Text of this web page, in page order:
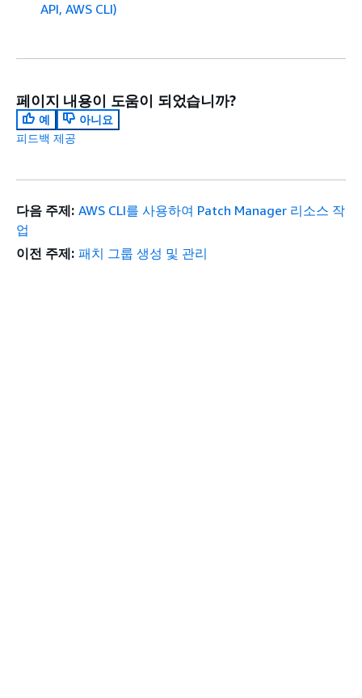
API, AWS CLI)
페이지 내용이 도움이 되었습니까?
예
아니요
피드백 제공
다음 주제: AWS CLI를 사용하여 Patch Manager 리소스 작
업
이전 주제: 패치 그룹 생성 및 관리